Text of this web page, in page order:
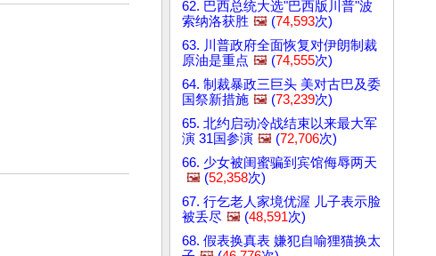
62. 巴西总统大选"巴西版川普"波
索纳洛获胜 🖼️ (74,593次)
63. 川普政府全面恢复对伊朗制裁
原油是重点 🖼️ (74,555次)
64. 制裁暴政三巨头 美对古巴及委
国祭新措施 🖼️ (73,239次)
65. 北约启动冷战结束以来最大军
演 31国参演 🖼️ (72,706次)
66. 少女被闺蜜骗到宾馆侮辱两天
🖼️ (52,358次)
67. 行乞老人家境优渥 儿子表示脸
被丢尽 🖼️ (48,591次)
68. 假表换真表 嫌犯自喻狸猫换太